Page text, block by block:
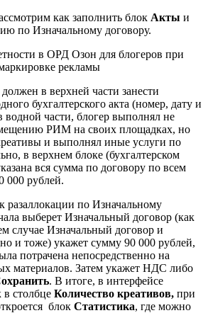
как заполнить блок Акты и
по Изначальному договору.
в верхней части занести
бухгалтерского акта (номер, дату и
водной части, блогер выполнял не
РИМ на своих площадках, но
и выполнял иные услуги по
в верхнем блоке (бухгалтерском
вся сумма по договору по всем
000 рублей.
по Изначальному
выберет Изначальный договор (как
случае Изначальный договор и
и тоже) укажет сумму 90 000 рублей,
потрачена непосредственно на
материалов. Затем укажет НДС либо
. В итоге, в интерфейсе
в столбце Количество креативов, при
блок Статистика, где можно